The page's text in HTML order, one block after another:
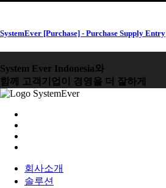
SystemEver [Purchase] - Purchase Supply Entry
System Ever Indonesia와
함께 고객기업이 경영을 더 잘하게
회사소개
솔루션